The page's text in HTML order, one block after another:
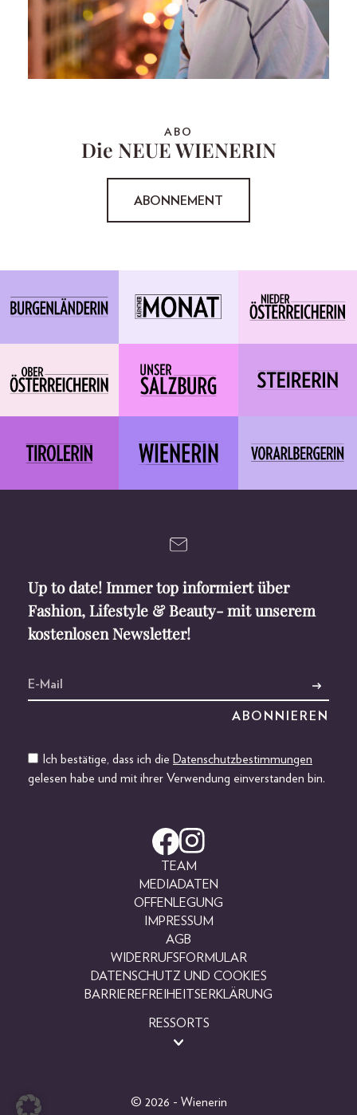
ABO
Die NEUE WIENERIN
ABONNEMENT
Up to date! Immer top informiert über
Fashion, Lifestyle & Beauty- mit unserem
kostenlosen Newsletter!
Ich bestätige, dass ich die Datenschutzbestimmungen
gelesen habe und mit ihrer Verwendung einverstanden bin.
TEAM
MEDIADATEN
OFFENLEGUNG
IMPRESSUM
AGB
WIDERRUFSFORMULAR
DATENSCHUTZ UND COOKIES
BARRIEREFREIHEITSERKLÄRUNG
RESSORTS
© 2026 - Wienerin